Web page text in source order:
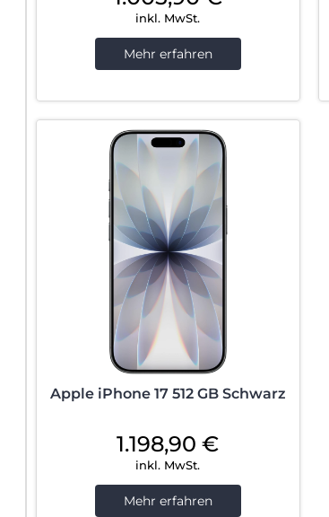
inkl. MwSt.
Mehr erfahren
Apple iPhone 17 512 GB Schwarz
1.198,90€
inkl. MwSt.
Mehr erfahren